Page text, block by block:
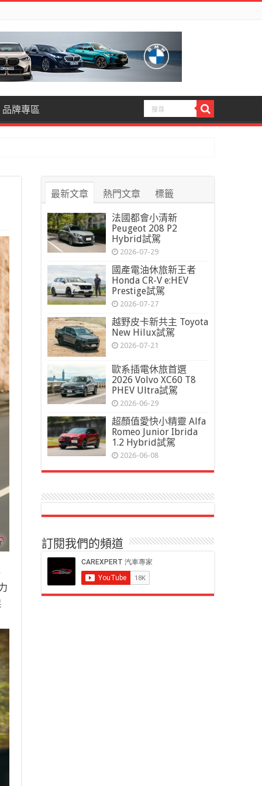
品牌專區
最新文章 熱門文章 標籤
法國都會小清新
Peugeot 208 P2
Hybrid試駕
2026-07-29
國產電油休旅新王者
Honda CR-V e:HEV
Prestige試駕
2026-07-27
越野皮卡新共主 Toyota
New Hilux試駕
2026-07-21
歐系插電休旅首選
2026 Volvo XC60 T8
PHEV Ultra試駕
2026-06-29
超顏值愛快小精靈 Alfa
Romeo Junior Ibrida
1.2 Hybrid試駕
2026-06-08
訂閱我們的頻道